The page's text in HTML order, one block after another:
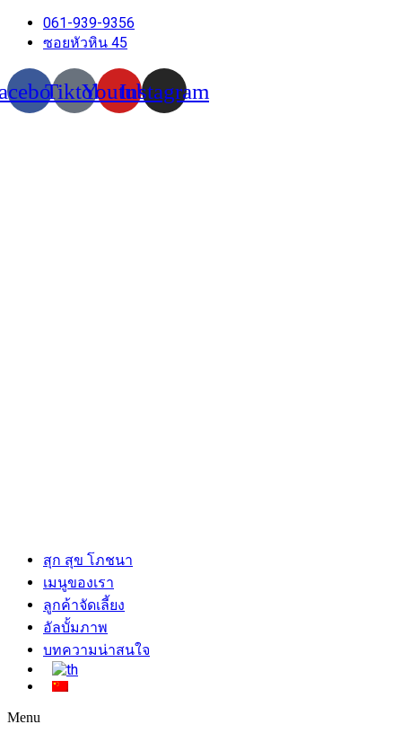
Skip
content
061-939-9356
ซอยหัวหิน 45
TiktokYoutubeInstagram
สุก สุข โภชนา
เมนูของเรา
ลูกค้าจัดเลี้ยง
อัลบั้มภาพ
บทความน่าสนใจ
Menu